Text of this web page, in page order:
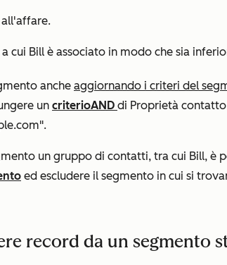
all'affare.
cui Bill è associato in modo che sia
anche aggiornando i criteri del
un criterioAND di Proprietà
.
un gruppo di contatti, tra cui Bill, è
ed escludere il segmento in cui si
record da un segmento